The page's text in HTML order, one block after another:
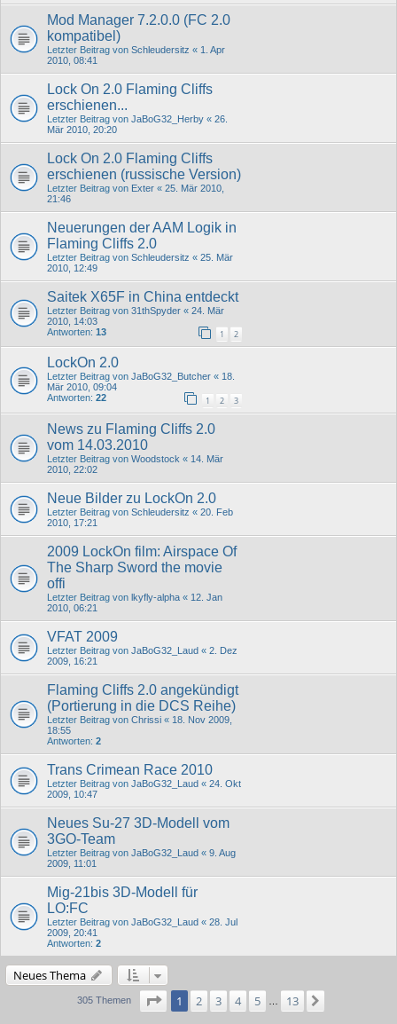
Mod Manager 7.2.0.0 (FC 2.0
kompatibel)
Letzter Beitrag von Schleudersitz « 1. Apr
2010, 08:41
Lock On 2.0 Flaming Cliffs
erschienen...
Letzter Beitrag von JaBoG32_Herby « 26.
Mär 2010, 20:20
Lock On 2.0 Flaming Cliffs
erschienen (russische Version)
Letzter Beitrag von Exter « 25. Mär 2010,
21:46
Neuerungen der AAM Logik in
Flaming Cliffs 2.0
Letzter Beitrag von Schleudersitz « 25. Mär
2010, 12:49
Saitek X65F in China entdeckt
Letzter Beitrag von 31thSpyder « 24. Mär
2010, 14:03
Antworten: 13 1 2
LockOn 2.0
Letzter Beitrag von JaBoG32_Butcher « 18.
Mär 2010, 09:04
Antworten: 22 1 2 3
News zu Flaming Cliffs 2.0
vom 14.03.2010
Letzter Beitrag von Woodstock « 14. Mär
2010, 22:02
Neue Bilder zu LockOn 2.0
Letzter Beitrag von Schleudersitz « 20. Feb
2010, 17:21
2009 LockOn film: Airspace Of
The Sharp Sword the movie
offi
Letzter Beitrag von lkyfly-alpha « 12. Jan
2010, 06:21
VFAT 2009
Letzter Beitrag von JaBoG32_Laud « 2. Dez
2009, 16:21
Flaming Cliffs 2.0 angekündigt
(Portierung in die DCS Reihe)
Letzter Beitrag von Chrissi « 18. Nov 2009,
18:55
Antworten: 2
Trans Crimean Race 2010
Letzter Beitrag von JaBoG32_Laud « 24. Okt
2009, 10:47
Neues Su-27 3D-Modell vom
3GO-Team
Letzter Beitrag von JaBoG32_Laud « 9. Aug
2009, 11:01
Mig-21bis 3D-Modell für
LO:FC
Letzter Beitrag von JaBoG32_Laud « 28. Jul
2009, 20:41
Antworten: 2
Neues Thema
305 Themen Seite von
1 2 3 4 5 13